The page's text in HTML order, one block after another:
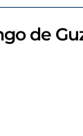
de